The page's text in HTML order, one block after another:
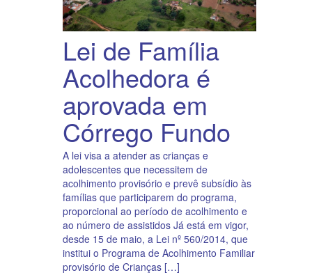
Lei de Família
Acolhedora é
aprovada em
Córrego Fundo
A lei visa a atender as crianças e
adolescentes que necessitem de
acolhimento provisório e prevê subsídio às
famílias que participarem do programa,
proporcional ao período de acolhimento e
ao número de assistidos Já está em vigor,
desde 15 de maio, a Lei nº 560/2014, que
institui o Programa de Acolhimento Familiar
provisório de Crianças […]